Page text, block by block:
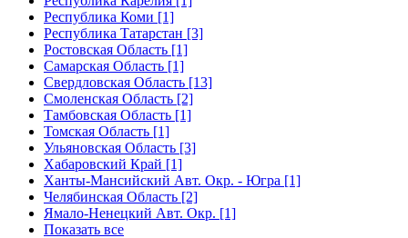
Республика Коми [1]
Республика Татарстан [3]
Ростовская Область [1]
Самарская Область [1]
Свердловская Область [13]
Смоленская Область [2]
Тамбовская Область [1]
Томская Область [1]
Ульяновская Область [3]
Хабаровский Край [1]
Ханты-Мансийский Авт. Окр. - Югра [1]
Челябинская Область [2]
Ямало-Ненецкий Авт. Окр. [1]
Показать все